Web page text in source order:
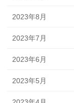
2023年8月
2023年7月
2023年6月
2023年5月